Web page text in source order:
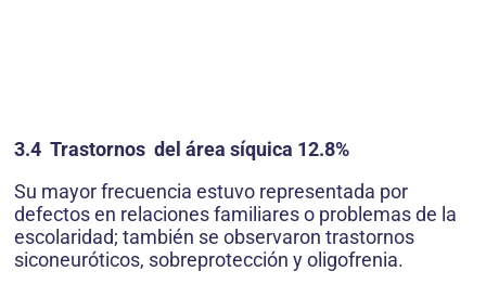
3.4 Trastornos del área síquica 12.8%
Su mayor frecuencia estuvo representada por
defectos en relaciones familiares o problemas de la
escolaridad; también se observaron trastornos
siconeuróticos, sobreprotección y oligofrenia.